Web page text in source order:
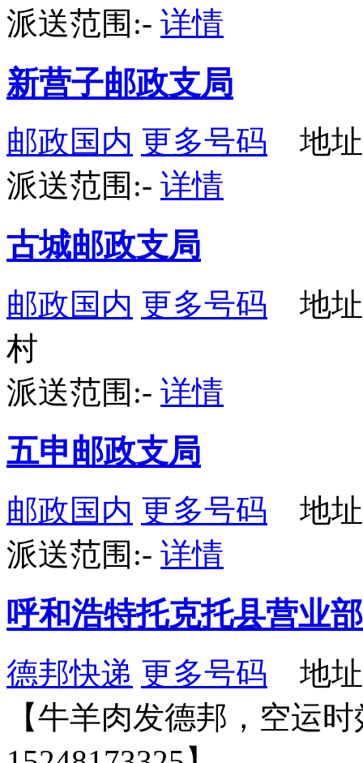
派送范围:- 详情
新营子邮政支局
邮政国内 更多号码 地址
派送范围:- 详情
古城邮政支局
邮政国内 更多号码 地址
村
派送范围:- 详情
五申邮政支局
邮政国内 更多号码 地址
派送范围:- 详情
呼和浩特托克托县营业部
德邦快递 更多号码 地址
【牛羊肉发德邦，空运